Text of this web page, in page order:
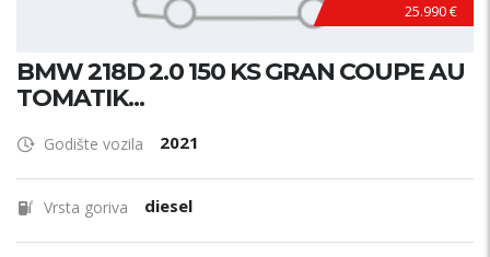
25.990 €
BMW 218D 2.0 150 KS GRAN COUPE AU
TOMATIK...
Godište vozila 2021
Vrsta goriva diesel